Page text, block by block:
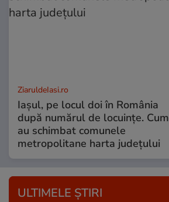
ZiaruldeIasi.ro
Iașul, pe locul doi în România
după numărul de locuințe. Cum
au schimbat comunele
metropolitane harta județului
ULTIMELE ȘTIRI